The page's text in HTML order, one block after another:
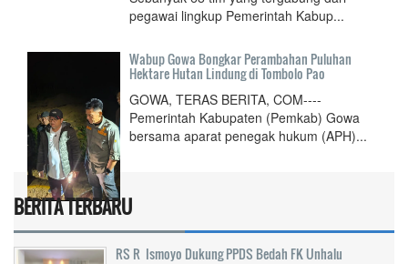
pegawai lingkup Pemerintah Kabup...
Wabup Gowa Bongkar Perambahan Puluhan
Hektare Hutan Lindung di Tombolo Pao
GOWA, TERAS BERITA, COM----
Pemerintah Kabupaten (Pemkab) Gowa
bersama aparat penegak hukum (APH)...
BERITA TERBARU
RS R Ismoyo Dukung PPDS Bedah FK Unhalu